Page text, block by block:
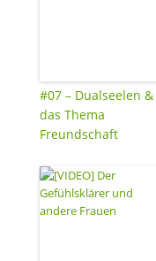
#07 – Dualseelen &
das Thema
Freundschaft